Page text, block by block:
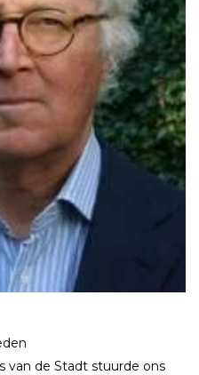
van de Stadt stuurde ons